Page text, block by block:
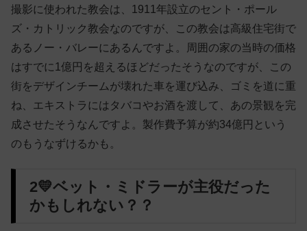
撮影に使われた教会は、1911年設立のセント・ポール
ズ・カトリック教会なのですが、この教会は高級住宅街で
あるノー・バレーにあるんですよ。周囲の家の当時の価格
はすでに1億円を超えるほどだったそうなのですが、この
街をデザインチームが壊れた車を運び込み、ゴミを道に重
ね、エキストラにはタバコやお酒を渡して、あの景観を完
成させたそうなんですよ。製作費予算が約34億円という
のもうなずけるかも。
2💛ベット・ミドラーが主役だった
かもしれない？？